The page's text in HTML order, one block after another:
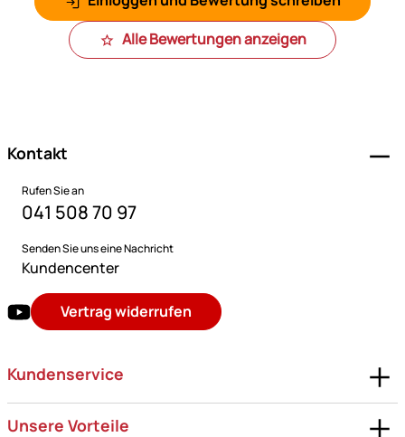
Alle Bewertungen anzeigen
Kontakt
Rufen Sie an
041 508 70 97
Senden Sie uns eine Nachricht
Kundencenter
Vertrag widerrufen
Kundenservice
Unsere Vorteile